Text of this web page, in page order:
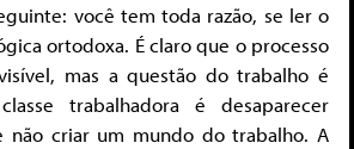
você tem toda razão, se ler o
ortodoxa. É claro que o processo
mas a questão do trabalho é
trabalhadora é desaparecer
não criar um mundo do trabalho. A